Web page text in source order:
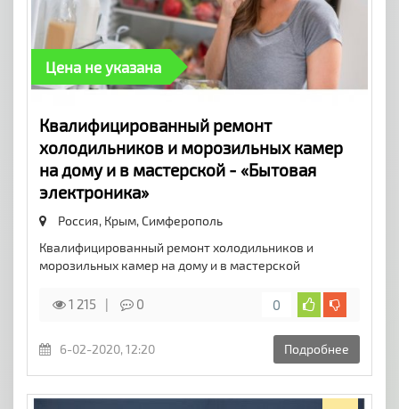
Цена не указана
Квалифицированный ремонт
холодильников и морозильных камер
на дому и в мастерской - «Бытовая
электроника»
Россия, Крым,Симферополь
Квалифицированный ремонт холодильников и
морозильных камер на дому и в мастерской
1 215 0 0
6-02-2020, 12:20 Подробнее